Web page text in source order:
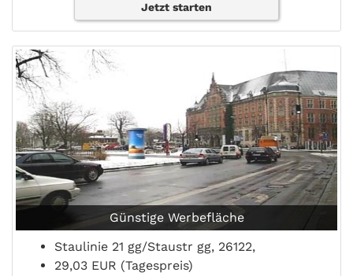
Jetzt starten
Günstige Werbefläche
Staulinie 21 gg/Staustr gg, 26122,
29,03 EUR (Tagespreis)